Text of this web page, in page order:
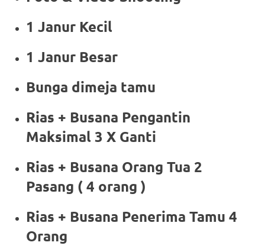
1 Janur Kecil
1 Janur Besar
Bunga dimeja tamu
Rias + Busana Pengantin
Maksimal 3 X Ganti
Rias + Busana Orang Tua 2
Pasang ( 4 orang )
Rias + Busana Penerima Tamu 4
Orang